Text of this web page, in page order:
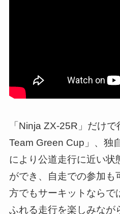
「Ninja ZX-25R」だけ
Team Green Cup」、独
により公道走行に近い状
ができ、自走での参加も
方でもサーキットならで
ふれる走行を楽しみなが